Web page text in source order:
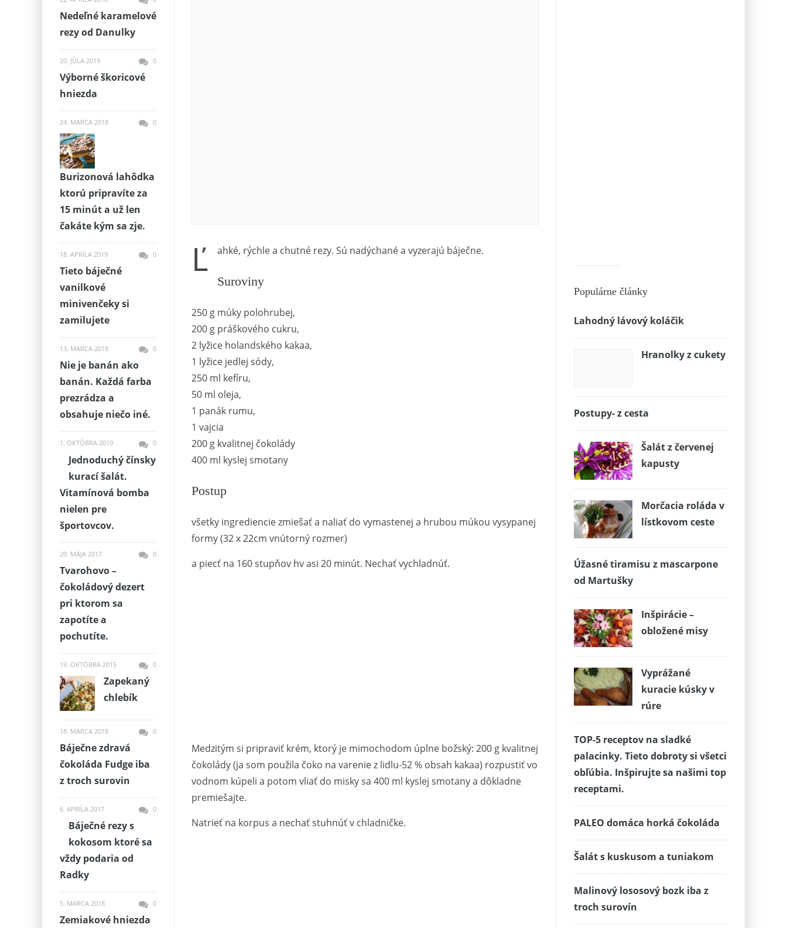
Ľ ahké, rýchle a chutné rezy. Sú nadýchané a vyzerajú báječne.
Suroviny
250 g múky polohrubej,
200 g práškového cukru,
2 lyžice holandského kakaa,
1 lyžice jedlej sódy,
250 ml kefíru,
50 ml oleja,
1 panák rumu,
1 vajcia
200 g kvalitnej čokolády
400 ml kyslej smotany
Postup
všetky ingrediencie zmiešať a naliať do vymastenej a hrubou múkou vysypanej
formy (32 x 22cm vnútorný rozmer)
a piecť na 160 stupňov hv asi 20 minút. Nechať vychladnúť.
Medzitým si pripraviť krém, ktorý je mimochodom úplne božský: 200 g kvalitnej
čokolády (ja som použila čoko na varenie z lidlu-52 % obsah kakaa) rozpustiť vo
vodnom kúpeli a potom vliať do misky sa 400 ml kyslej smotany a dôkladne
premiešajte.
Natrieť na korpus a nechať stuhnúť v chladničke.
Populárne články
Lahodný lávový koláčik
Hranolky z cukety
Postupy- z cesta
Šalát z červenej
kapusty
Morčacia roláda v
lístkovom ceste
Úžasné tiramisu z mascarpone
od Martušky
Inšpirácie –
obložené misy
Vyprážané
kuracie kúsky v
rúre
TOP-5 receptov na sladké
palacinky. Tieto dobroty si všetci
obľúbia. Inšpirujte sa našimi top
receptami.
PALEO domáca horká čokoláda
Šalát s kuskusom a tuniakom
Malinový lososový bozk iba z
troch surovín
Nedeľné karamelové
rezy od Danulky
20. JÚLA 2019 0
Výborné škoricové
hniezda
24. MARCA 2018 0
Burizonová lahôdka
ktorú pripravíte za
15 minút a už len
čakáte kým sa zje.
18. APRÍLA 2019 0
Tieto báječné
vanilkové
minivenčeky si
zamilujete
13. MARCA 2018 0
Nie je banán ako
banán. Každá farba
prezrádza a
obsahuje niečo iné.
1. OKTÓBRA 2019 0
Jednoduchý čínsky
kurací šalát.
Vitamínová bomba
nielen pre
športovcov.
20. MÁJA 2017 0
Tvarohovo –
čokoládový dezert
pri ktorom sa
zapotíte a
pochutíte.
19. OKTÓBRA 2015 0
Zapekaný
chlebík
18. MARCA 2018 0
Báječne zdravá
čokoláda Fudge iba
z troch surovin
6. APRÍLA 2017 0
Báječné rezy s
kokosom ktoré sa
vždy podaria od
Radky
5. MARCA 2018 0
Zemiakové hniezda